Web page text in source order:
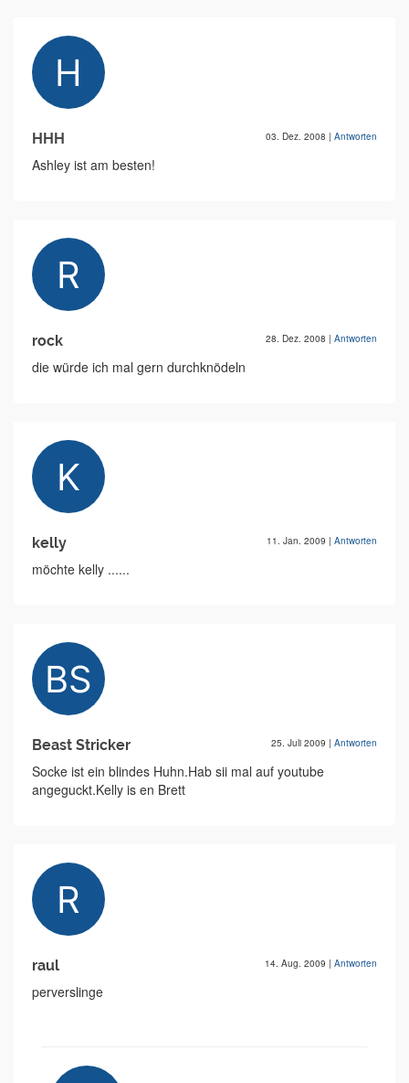
HHH 03. Dez. 2008 | Antworten
Ashley ist am besten!
rock 28. Dez. 2008 | Antworten
die würde ich mal gern durchknödeln
kelly 11. Jan. 2009 | Antworten
möchte kelly ......
Beast Stricker 25. Juli 2009 | Antworten
Socke ist ein blindes Huhn.Hab sii mal auf youtube
angeguckt.Kelly is en Brett
raul 14. Aug. 2009 | Antworten
perverslinge